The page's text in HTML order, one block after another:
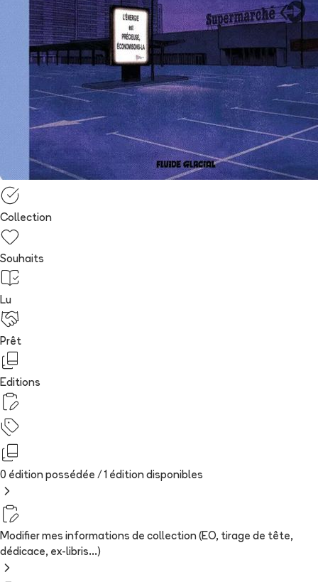
Collection
Souhaits
Lu
Prêt
Editions
0 édition possédée / 1 édition disponibles
Modifier mes informations de collection (EO, tirage de tête,
dédicace, ex-libris...)